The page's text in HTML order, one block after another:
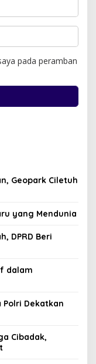
pada peramban
Geopark Ciletuh
yang Mendunia
DPRD Beri
dalam
Polri Dekatkan
Cibadak,